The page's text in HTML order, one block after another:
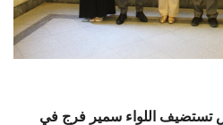
تستضيف اللواء سمير فرج في